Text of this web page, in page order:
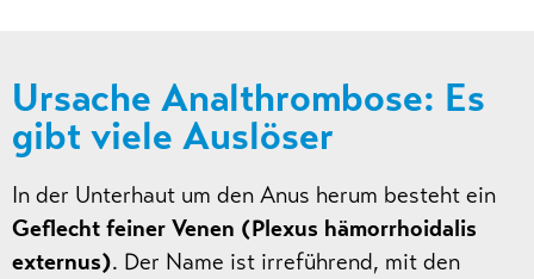
Ursache Analthrombose: Es
gibt viele Auslöser
In der Unterhaut um den Anus herum besteht ein
Geflecht feiner Venen (Plexus hämorrhoidalis
externus). Der Name ist irreführend, mit den